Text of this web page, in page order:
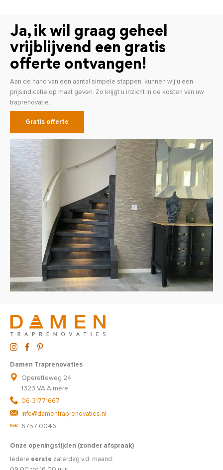
Ja, ik wil graag geheel
vrijblijvend een gratis
offerte ontvangen!
Aan de hand van een aantal simpele stappen, kunnen wij u een
prijsindicatie op maat geven. Zo krijgt u inzicht in de kosten van uw
traprenovatie.
Gratis offerte
Damen Traprenovaties
Operetteweg 24
1323 VA Almere
06-31771667
info@damentraprenovaties.nl
6757 0046
Onze openingstijden (zonder afspraak)
Iedere eerste zaterdag v.d. maand: